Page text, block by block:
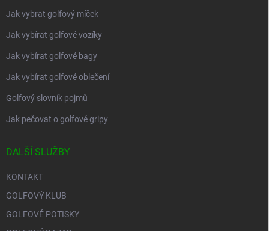
Jak vybrat golfový míček
Jak vybírat golfové vozíky
Jak vybírat golfové bagy
Jak vybírat golfové oblečení
Golfový slovník pojmů
Jak pečovat o golfové gripy
DALŠÍ SLUŽBY
KONTAKT
GOLFOVÝ KLUB
GOLFOVÉ POTISKY